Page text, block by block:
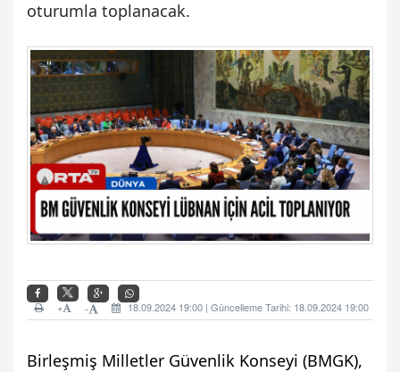
oturumla toplanacak.
18.09.2024 19:00 | Güncelleme Tarihi: 18.09.2024 19:00
-
+
Birleşmiş Milletler Güvenlik Konseyi (BMGK),